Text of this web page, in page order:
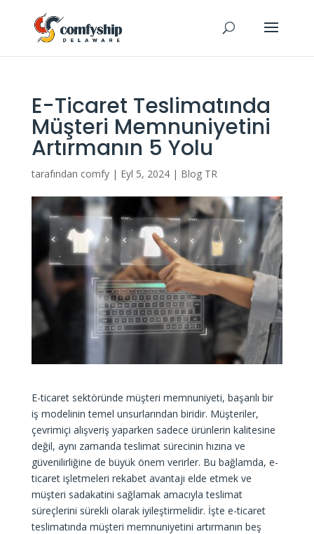
E-Ticaret Teslimatında
Müşteri Memnuniyetini
Artırmanın 5 Yolu
tarafından comfy| Eyl 5, 2024| Blog TR
E-ticaret sektöründe müşteri memnuniyeti, başarılı bir
iş modelinin temel unsurlarından biridir. Müşteriler,
çevrimiçi alışveriş yaparken sadece ürünlerin kalitesine
değil, aynı zamanda teslimat sürecinin hızına ve
güvenilirliğine de büyük önem verirler. Bu bağlamda, e-
ticaret işletmeleri rekabet avantajı elde etmek ve
müşteri sadakatini sağlamak amacıyla teslimat
süreçlerini sürekli olarak iyileştirmelidir. İşte e-ticaret
teslimatında müşteri memnuniyetini artırmanın beş